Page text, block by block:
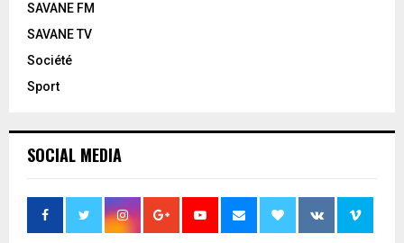
SAVANE FM
SAVANE TV
Société
Sport
SOCIAL MEDIA